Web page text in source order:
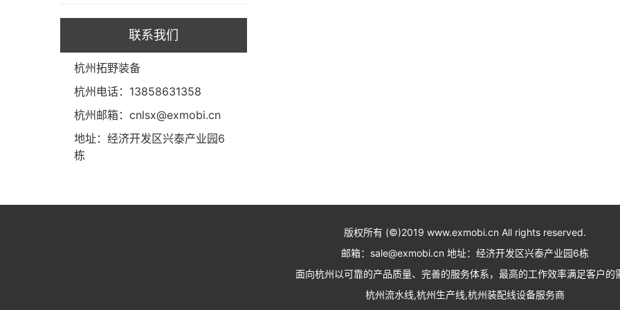
联系我们
杭州拓野装备
杭州电话：13858631358
杭州邮箱：cnlsx@exmobi.cn
地址：经济开发区兴泰产业园6
栋
版权所有 (©)2019 www.exmobi.cn All rights reserved.
邮箱：sale@exmobi.cn 地址：经济开发区兴泰产业园6栋
面向杭州以可靠的产品质量、完善的服务体系，最高的工作效率满足客户的
杭州流水线,杭州生产线,杭州装配线设备服务商